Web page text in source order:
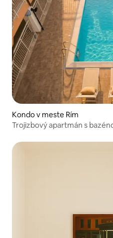
Kondo v meste Rím
Trojizbový apartmán s